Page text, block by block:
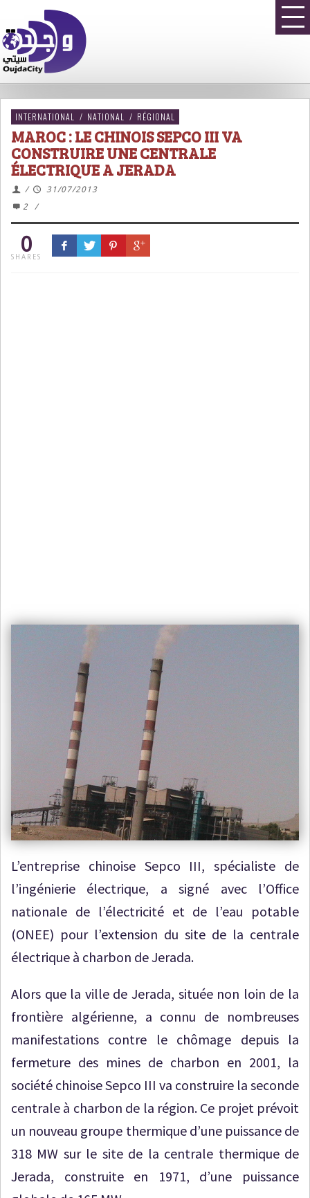
INTERNATIONAL / NATIONAL / RÉGIONAL
MAROC : LE CHINOIS SEPCO III VA
CONSTRUIRE UNE CENTRALE
ÉLECTRIQUE A JERADA
/
31/07/2013
2
/
0
SHARES
L’entreprise chinoise Sepco III, spécialiste de
l’ingénierie électrique, a signé avec l’Office
nationale de l’électricité et de l’eau potable
(ONEE) pour l’extension du site de la centrale
électrique à charbon de Jerada.
Alors que la ville de Jerada, située non loin de la
frontière algérienne, a connu de nombreuses
manifestations contre le chômage depuis la
fermeture des mines de charbon en 2001, la
société chinoise Sepco III va construire la seconde
centrale à charbon de la région. Ce projet prévoit
un nouveau groupe thermique d’une puissance de
318 MW sur le site de la centrale thermique de
Jerada, construite en 1971, d’une puissance